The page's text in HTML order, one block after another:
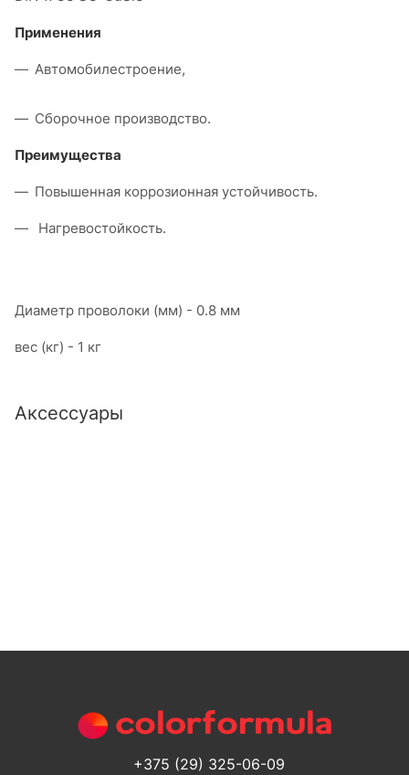
Применения
Автомобилестроение,
Сборочное производство.
Преимущества
Повышенная коррозионная устойчивость.
Нагревостойкость.
Диаметр проволоки (мм) - 0.8 мм
вес (кг) - 1 кг
Аксессуары
+375 (29) 325-06-09